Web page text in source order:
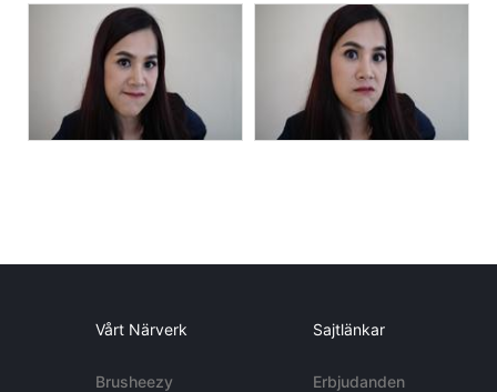
Vårt Närverk
Brusheezy
Sajtlänkar
Erbjudanden